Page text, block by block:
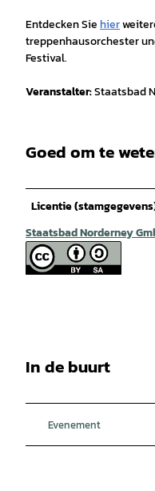
Entdecken Siehier
treppenhausorchester
Festival.
Veranstalter:Staatsbad
Goed om te
Licentie
Staatsbad Norderney
In de buurt
Evenement